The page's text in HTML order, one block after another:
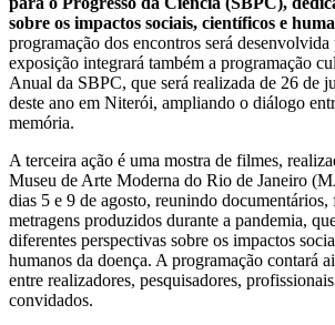
sobre os impactos sociais, científicos e
programação dos encontros será
exposição integrará também a programação
Anual da SBPC, que será realizada de 26 de
deste ano em Niterói, ampliando o diálogo
memória.
A terceira ação é uma mostra de filmes,
Museu de Arte Moderna do Rio de Janeiro
dias 5 e 9 de agosto, reunindo documentários,
metragens produzidos durante a pandemia,
diferentes perspectivas sobre os impactos
humanos da doença. A programação contará
entre realizadores, pesquisadores,
convidados.